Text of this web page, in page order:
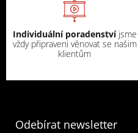
Individuální poradenstvíjsme
vždy připraveni věnovat se našim
klientům
Odebírat newsletter